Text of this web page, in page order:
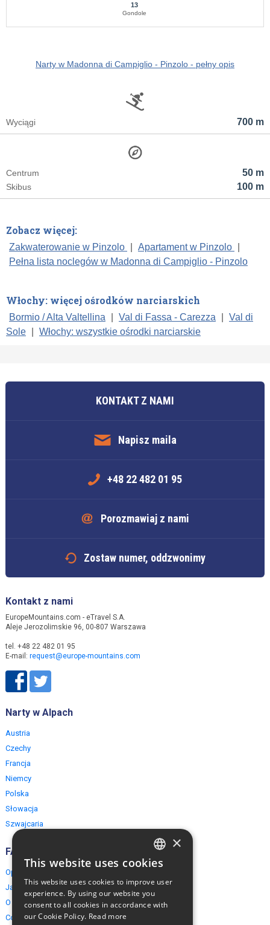
13
Gondole
Narty w Madonna di Campiglio - Pinzolo - pełny opis
700 m
Wyciągi
50 m
Centrum
100 m
Skibus
Zobacz więcej:
Zakwaterowanie w Pinzolo Apartament w Pinzolo
Pełna lista noclegów w Madonna di Campiglio - Pinzolo
Włochy: więcej ośrodków narciarskich
Bormio / Alta Valtellina Val di Fassa - Carezza
Val di
Sole
Włochy: wszystkie ośrodki narciarskie
KONTAKT Z NAMI
Napisz maila
+48 22 482 01 95
Porozmawiaj z nami
Zostaw numer, oddzwonimy
Kontakt z nami
EuropeMountains.com - eTravel S.A.
Aleje Jerozolimskie 96, 00-807 Warszawa
tel. +48 22 482 01 95
E-mail: request@europe-mountains.com
Narty w Alpach
Austria
Czechy
Francja
Niemcy
Polska
Słowacja
Szwajcaria
FAQ
Opinie naszych klientów
Jak rezerwować?
O EuropeMountains.com
Cookies, Prywatność, Bezpieczeństwo
ENGLISH
×
This website uses cookies
This website uses cookies to improve user
experience. By using our website you
consent to all cookies in accordance with
our Cookie Policy. Read more